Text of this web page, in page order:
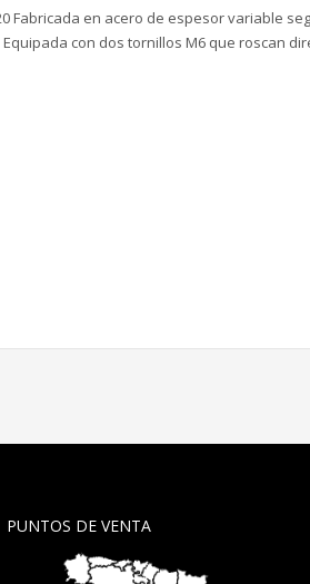
Fabricada en acero de espesor variable
con dos tornillos M6 que roscan
PUNTOS DE VENTA